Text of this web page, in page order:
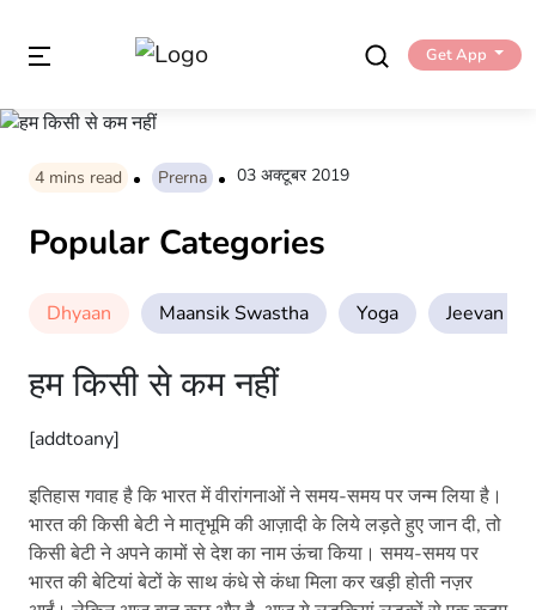
Get App
4 mins read Prerna 03 अक्टूबर 2019
Popular Categories
Dhyaan Maansik Swastha Yoga Jeevan
हम किसी से कम नहीं
[addtoany]
इतिहास गवाह है कि भारत में वीरांगनाओं ने समय-समय पर जन्म लिया है।
भारत की किसी बेटी ने मातृभूमि की आज़ादी के लिये लड़ते हुए जान दी, तो
किसी बेटी ने अपने कामों से देश का नाम ऊंचा किया। समय-समय पर
भारत की बेटियां बेटों के साथ कंधे से कंधा मिला कर खड़ी होती नज़र